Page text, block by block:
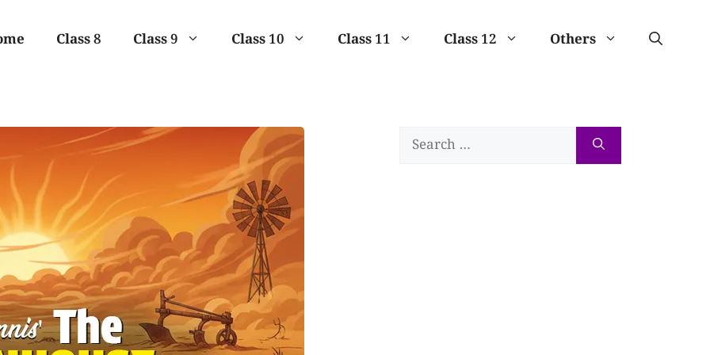
Class 8 Class 9 Class 10 Class 11 Class 12 Others